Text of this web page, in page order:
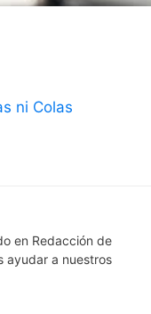
ni Colas
en Redacción de
ayudar a nuestros